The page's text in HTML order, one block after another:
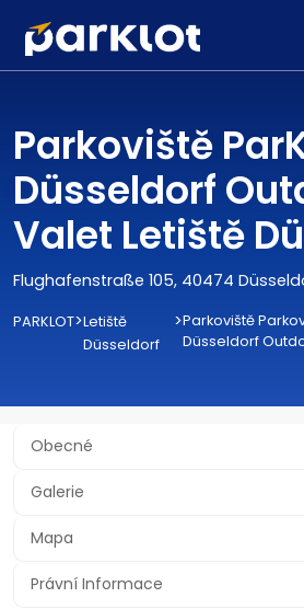
Parkoviště
Düsseldorf
Valet Letiště
Flughafenstraße 105, 40474
PARKLOT>Letiště
Düsseldorf
>Parkoviště
Düsseldorf
Obecné
Galerie
Mapa
Právní Informace